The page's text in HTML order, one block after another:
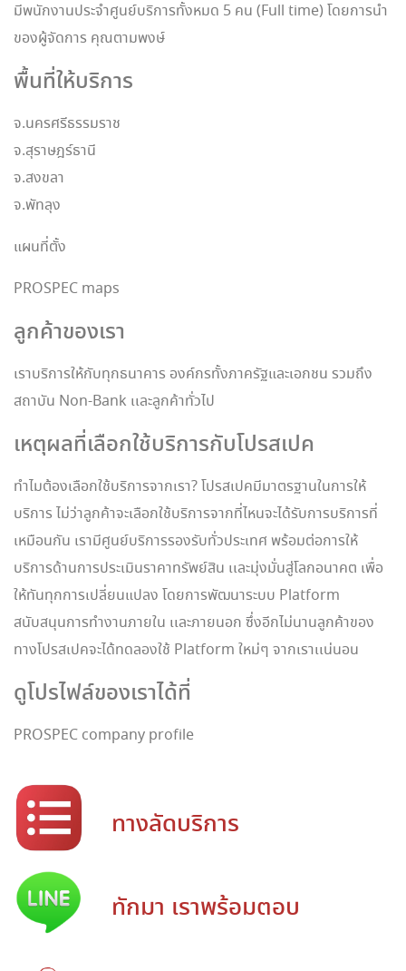
มีพนักงานประจำศูนย์บริการทั้งหมด 5 คน (Full time) โดยการนำ
ของผู้จัดการ คุณตามพงษ์
พื้นที่ให้บริการ
จ.นครศรีธรรมราช
จ.สุราษฎร์ธานี
จ.สงขลา
จ.พัทลุง
แผนที่ตั้ง
PROSPEC maps
ลูกค้าของเรา
เราบริการให้กับทุกธนาคาร องค์กรทั้งภาครัฐและเอกชน รวมถึง
สถาบัน Non-Bank เเละลูกค้าทั่วไป
เหตุผลที่เลือกใช้บริการกับโปรสเปค
ทำไมต้องเลือกใช้บริการจากเรา? โปรสเปคมีมาตรฐานในการให้
บริการ ไม่ว่าลูกค้าจะเลือกใช้บริการจากที่ไหนจะได้รับการบริการที่
เหมือนกัน เรามีศูนย์บริการรองรับทั่วประเทศ พร้อมต่อการให้
บริการด้านการประเมินราคาทรัพย์สิน เเละมุ่งมั่นสู่โลกอนาคต เพื่อ
ให้ทันทุกการเปลี่ยนแปลง โดยการพัฒนาระบบ Platform
สนับสนุนการทำงานภายใน เเละภายนอก ซึ่งอีกไม่นานลูกค้าของ
ทางโปรสเปคจะได้ทดลองใช้ Platform ใหม่ๆ จากเราเเน่นอน
ดูโปรไฟล์ของเราได้ที่
PROSPEC company profile
ทางลัดบริการ
ทักมา เราพร้อมตอบ